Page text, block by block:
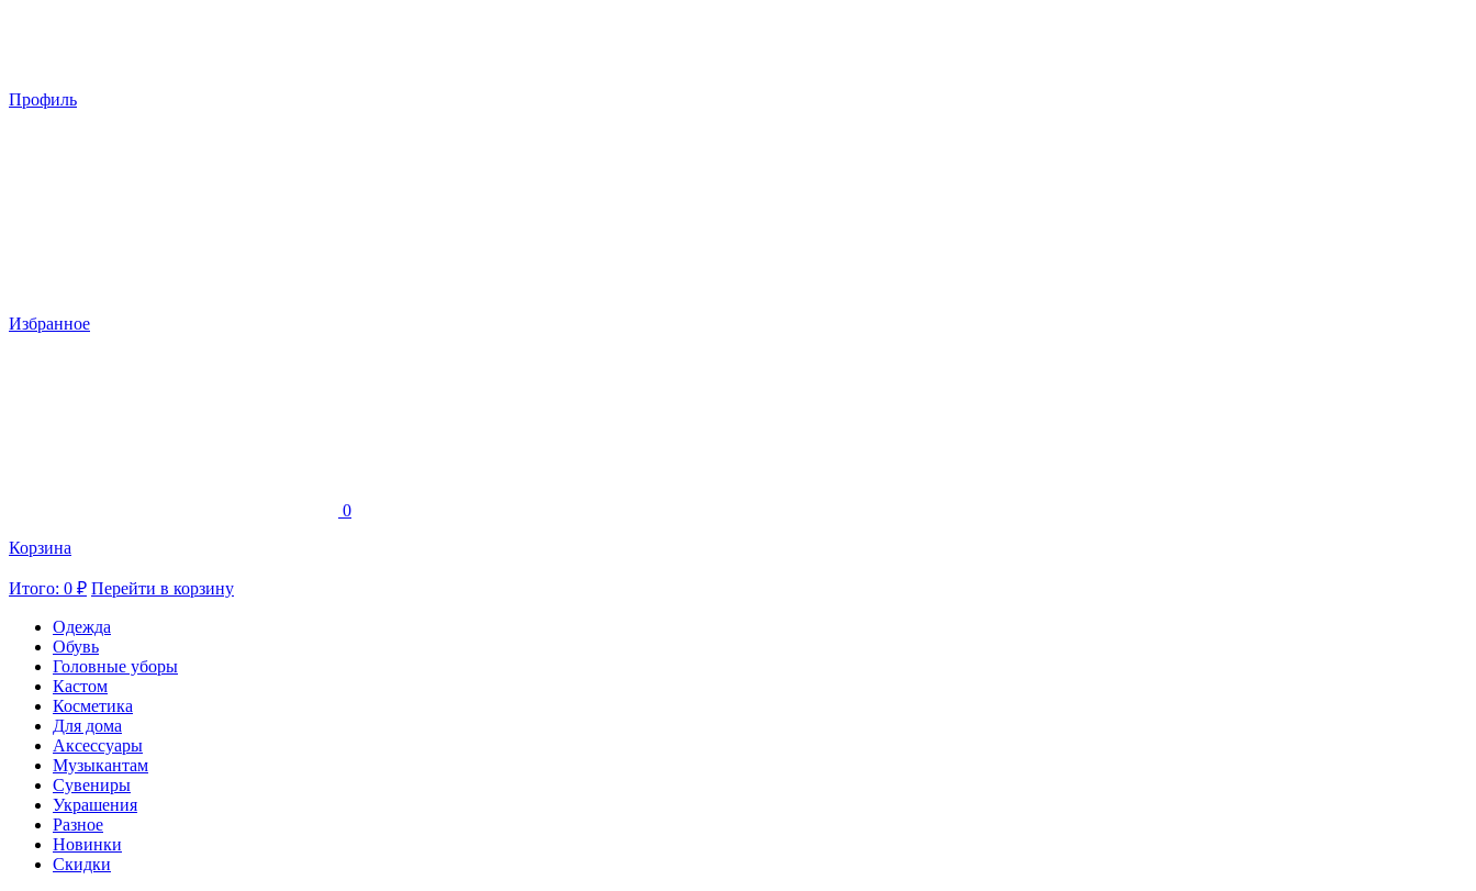
Профиль
Избранное
0
Корзина
Итого: 0 ₽ Перейти в корзину
Одежда
Обувь
Головные уборы
Кастом
Косметика
Для дома
Аксессуары
Музыкантам
Сувениры
Украшения
Разное
Новинки
Скидки